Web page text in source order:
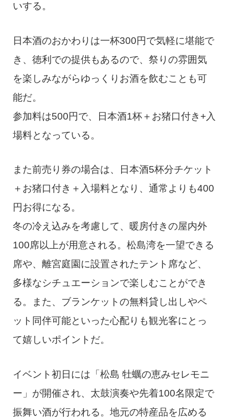
いする。
日本酒のおかわりは一杯300円で気軽に堪能で
き、徳利での提供もあるので、祭りの雰囲気
を楽しみながらゆっくりお酒を飲むことも可
能だ。
参加料は500円で、日本酒1杯＋お猪口付き+入
場料となっている。
また前売り券の場合は、日本酒5杯分チケット
＋お猪口付き＋入場料となり、通常よりも400
円お得になる。
冬の冷え込みを考慮して、暖房付きの屋内外
100席以上が用意される。松島湾を一望できる
席や、離宮庭園に設置されたテント席など、
多様なシチュエーションで楽しむことができ
る。また、ブランケットの無料貸し出しやペ
ット同伴可能といった心配りも観光客にとっ
て嬉しいポイントだ。
イベント初日には「松島 牡蠣の恵みセレモニ
ー」が開催され、太鼓演奏や先着100名限定で
振舞い酒が行われる。地元の特産品を広める